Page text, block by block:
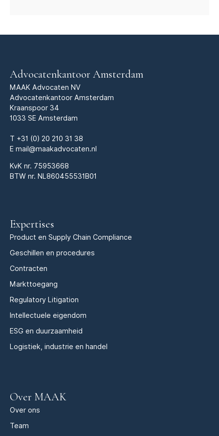
Advocatenkantoor Amsterdam
MAAK Advocaten NV
Advocatenkantoor Amsterdam
Kraanspoor 34
1033 SE Amsterdam
T +31 (0) 20 210 31 38
E mail@maakadvocaten.nl
KvK nr. 75953668
BTW nr. NL860455531B01
Expertises
Product en Supply Chain Compliance
Geschillen en procedures
Contracten
Markttoegang
Regulatory Litigation
Intellectuele eigendom
ESG en duurzaamheid
Logistiek, industrie en handel
Over MAAK
Over ons
Team